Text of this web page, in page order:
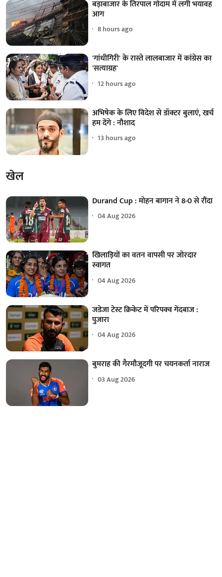
बड़ाबाजार के तिरपाल गोदाम में लगी भयावह
आग
8 hours ago
'गांधीगिरी' के रास्ते लालबाजार में कांग्रेस का
'सत्याग्रह'
12 hours ago
अभिषेक के लिए विदेश से डॉक्टर बुलाएं, खर्च
हम देंगे : नौशाद
13 hours ago
खेल
Durand Cup : मोहन बागान ने 8-0 से रौंदा
04 Aug 2026
खिलाड़ियों का वतन वापसी पर जोरदार
स्वागत
04 Aug 2026
जडेजा टेस्ट क्रिकेट में परिपक्व गेंदबाज :
पुजारा
04 Aug 2026
बुमराह की गैरमौजूदगी पर चयनकर्ता नाराज
03 Aug 2026